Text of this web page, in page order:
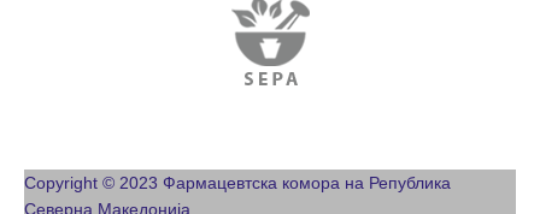
Copyright © 2023 Фармацевтска комора на Република
Северна Македонија